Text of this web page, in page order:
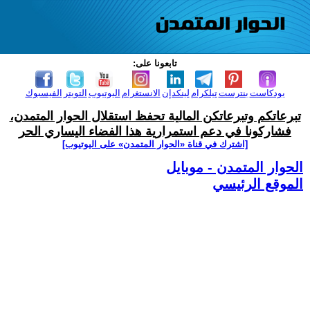
تابعونا على:
الفيسبوك التويتر اليوتيوب الانستغرام لينكدإن تيلكرامبنترست بودكاست
تبرعاتكم وتبرعاتكن المالية تحفظ استقلال الحوار المتمدن،
فشاركونا في دعم استمرارية هذا الفضاء اليساري الحر
[اشترك في قناة ‫«الحوار المتمدن» على اليوتيوب]
الحوار المتمدن - موبايل
الموقع الرئيسي